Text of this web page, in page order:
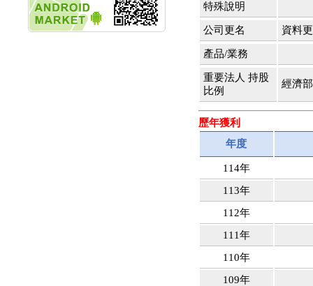
公告董事會決議發行員
工認股權
華旭先進:代重要子公司
特殊說明
公司更名 資料
產品/業務
重要法人 持股
比例
經濟
歷年獲利
年度
114年
113年
112年
111年
110年
109年